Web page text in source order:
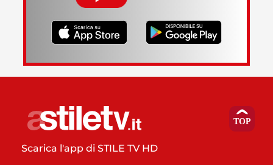
Scarica l'app di STILE TV HD